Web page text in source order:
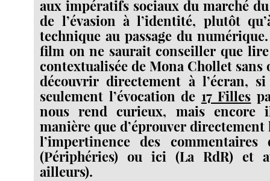
aux impératifs sociaux du marché
de l’évasion à l’identité, plutôt
technique au passage du
film on ne saurait conseiller que
contextualisée de Mona Chollet sans
découvrir directement à l’écran,
seulement l’évocation de 17 Filles
nous rend curieux, mais encore
manière que d’éprouver
l’impertinence des
(Périphéries) ou ici (La RdR) et
ailleurs).